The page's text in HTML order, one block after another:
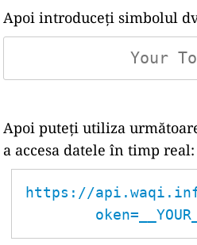
Apoi introduceți simbolul
Apoi puteți utiliza
a accesa datele în timp real:
https://